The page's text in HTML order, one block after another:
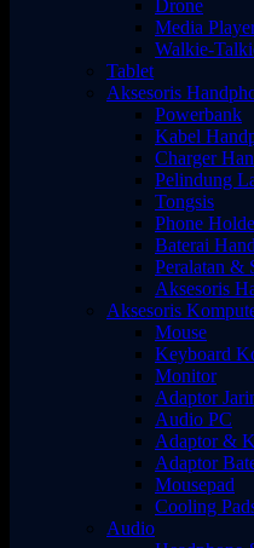
Drone
Media
Walkie-
Tablet
Aksesoris
Powerbank
Kabel
Charger
Pelindung
Tongsis
Phone
Baterai
Peralatan &
Aksesoris
Aksesoris
Mouse
Keyboard
Monitor
Adaptor
Audio PC
Adaptor &
Adaptor
Mousepad
Cooling
Audio